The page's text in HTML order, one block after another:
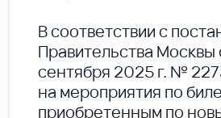
В соответствии с
Правительства Москвы
сентября 2025 г. №
на мероприятия по
приобретенным по